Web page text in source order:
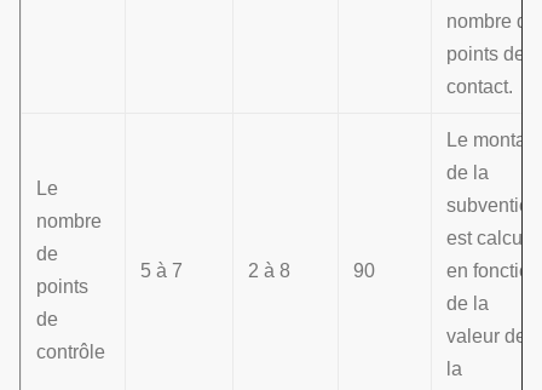
nombre de
points de
contact.
Le
nombre
de
points
de
contrôle
5 à 7 2 à 8 90
Le montant
de la
subvention
est calculé
en fonction
de la
valeur de
la